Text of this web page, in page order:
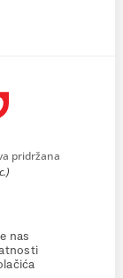
pridržana
nas